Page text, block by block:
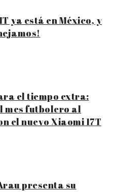
ya está en México, y
el tiempo extra:
mes futbolero al
el nuevo Xiaomi 17T
presenta su